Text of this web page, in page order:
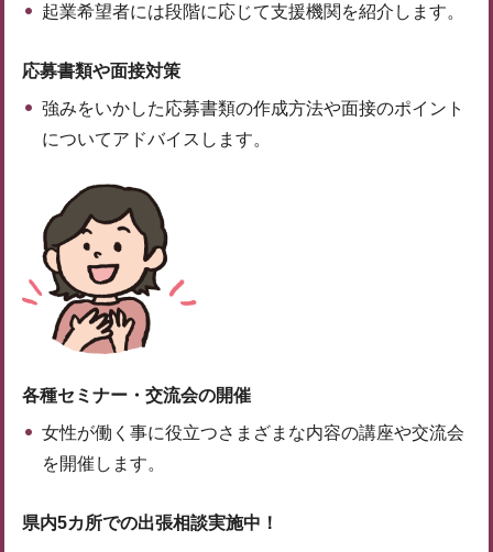
起業希望者には段階に応じて支援機関を紹介します。
応募書類や面接対策
強みをいかした応募書類の作成方法や面接のポイント
についてアドバイスします。
各種セミナー・交流会の開催
女性が働く事に役立つさまざまな内容の講座や交流会
を開催します。
県内5カ所での出張相談実施中！